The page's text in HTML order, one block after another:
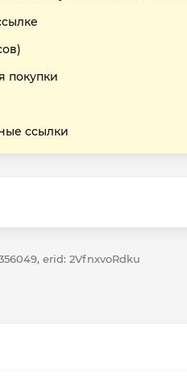
покупки
ссылки
erid: 2VfnxvoRdku